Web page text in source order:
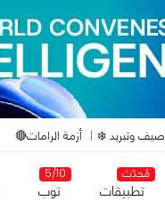
صيف وتبريد ❄️ أزمة الرامات🔴
مُحدّث
تطبيقات
5/10
توب